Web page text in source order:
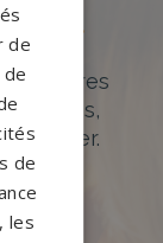
et
de pierres
de
de
les